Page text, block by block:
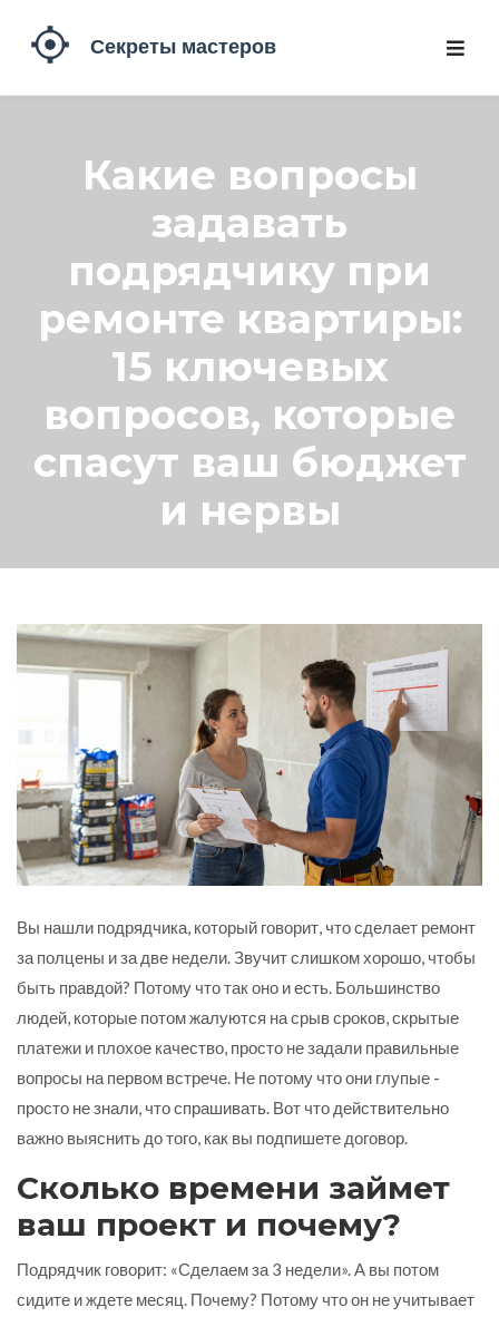
Какие вопросы
задавать
подрядчику при
ремонте квартиры:
15 ключевых
вопросов, которые
спасут ваш бюджет
и нервы
Вы нашли подрядчика, который говорит, что сделает ремонт
за полцены и за две недели. Звучит слишком хорошо, чтобы
быть правдой? Потому что так оно и есть. Большинство
людей, которые потом жалуются на срыв сроков, скрытые
платежи и плохое качество, просто не задали правильные
вопросы на первом встрече. Не потому что они глупые -
просто не знали, что спрашивать. Вот что действительно
важно выяснить до того, как вы подпишете договор.
Сколько времени займет
ваш проект и почему?
Подрядчик говорит: «Сделаем за 3 недели». А вы потом
сидите и ждете месяц. Почему? Потому что он не учитывает